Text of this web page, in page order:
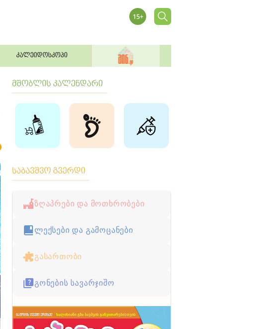
კალეიდოსკოპი
მშობლის კალენდარი
საბავშვო გვერდი
ზღაპრები და მოთხრობები
ლექსები და გამოცანები
გასართობი
გონების სავარჯიშო